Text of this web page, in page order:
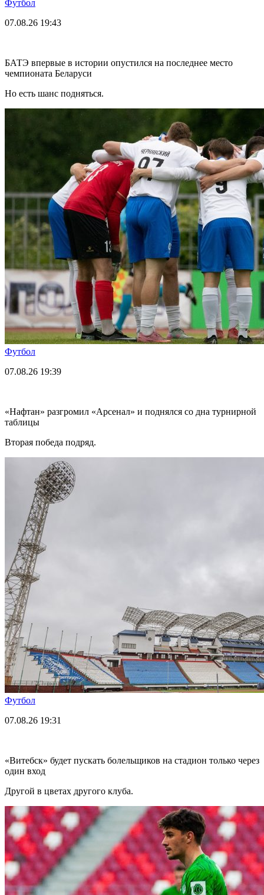
Футбол
07.08.26 19:43
БАТЭ впервые в истории опустился на последнее место
чемпионата Беларуси
Но есть шанс подняться.
Футбол
07.08.26 19:39
«Нафтан» разгромил «Арсенал» и поднялся со дна турнирной
таблицы
Вторая победа подряд.
Футбол
07.08.26 19:31
«Витебск» будет пускать болельщиков на стадион только через
один вход
Другой в цветах другого клуба.